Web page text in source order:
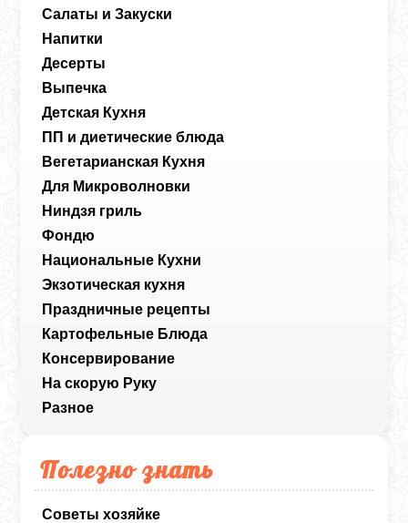
Салаты и Закуски
Напитки
Десерты
Выпечка
Детская Кухня
ПП и диетические блюда
Вегетарианская Кухня
Для Микроволновки
Ниндзя гриль
Фондю
Национальные Кухни
Экзотическая кухня
Праздничные рецепты
Картофельные Блюда
Консервирование
На скорую Руку
Разное
Полезно знать
Советы хозяйке